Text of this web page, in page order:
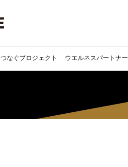
つなぐプロジェクト ウエルネスパートナー